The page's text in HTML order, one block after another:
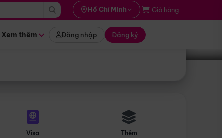
Hồ Chí Minh Giỏ hàng
Xem thêm Đăng nhập Đăng ký
Tìm tour
Visa Thêm